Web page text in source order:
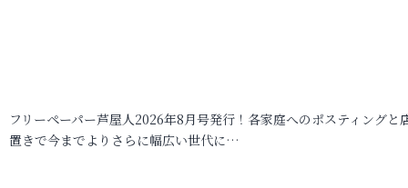
フリーペーパー芦屋人2026年8月号発行！各家庭へのポスティングと
置きで今までよりさらに幅広い世代に…